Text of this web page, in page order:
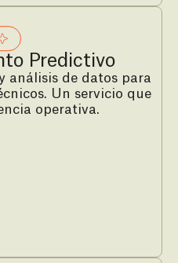
Predictivo
análisis de datos para
Un servicio que
operativa.